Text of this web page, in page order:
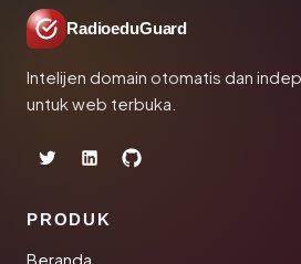
RadioeduGuard
Intelijen domain otomatis dan
untuk web terbuka.
PRODUK
Beranda